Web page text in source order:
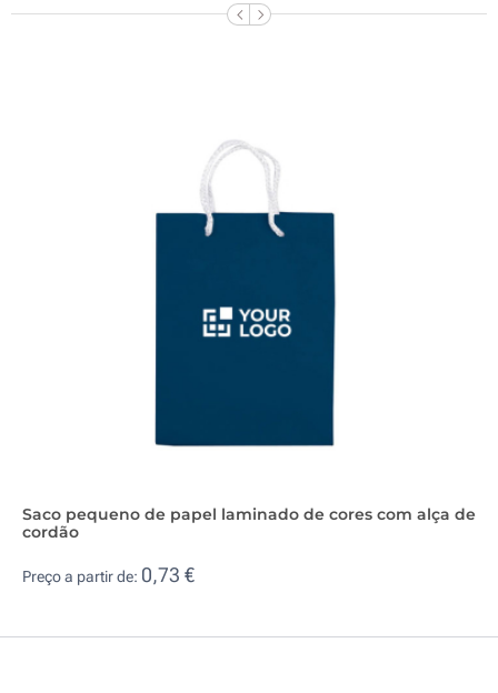
Saco pequeno de papel laminado de cores com alça de
cordão
Preço a partir de: 0,73 €